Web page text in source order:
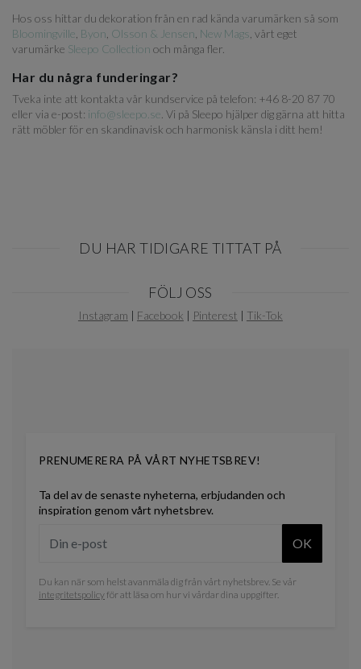
Hos oss hittar du dekoration från en rad kända varumärken så som
Bloomingville Byon Olsson & Jensen New Mags , vårt eget
varumärke Sleepo Collection och många fler.
Har du några funderingar?
Tveka inte att kontakta vår kundservice på telefon: +46 8-20 87 70
eller via e-post: info@sleepo.se . Vi på Sleepo hjälper dig gärna att hitta
rätt möbler för en skandinavisk och harmonisk känsla i ditt hem!
DU HAR TIDIGARE TITTAT PÅ
FÖLJ OSS
Instagram | Facebook | Pinterest | Tik-Tok
PRENUMERERA PÅ VÅRT NYHETSBREV!
Ta del av de senaste nyheterna, erbjudanden och
inspiration genom vårt nyhetsbrev.
OK
Du kan när som helst avanmäla dig från vårt nyhetsbrev. Se vår
integritetspolicyför att läsa om hur vi vårdar dina uppgifter.